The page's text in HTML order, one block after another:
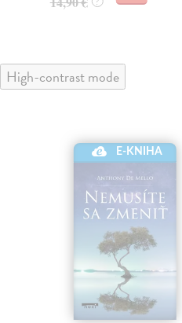
High-contrast mode
E-KNIHA